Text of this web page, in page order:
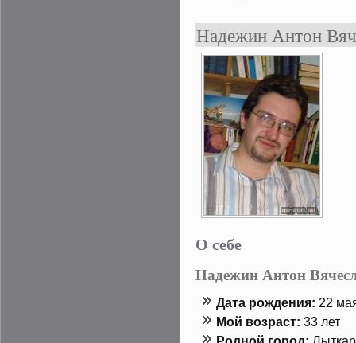
Надежин Антон
О себе
Надежин Антон
Дата рождения: 22
Мой возраст: 33 лет